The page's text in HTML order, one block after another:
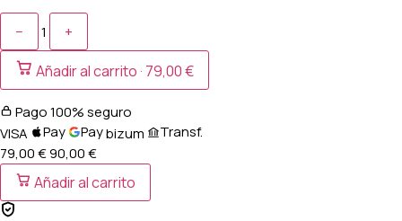
− 1
+
Añadir al carrito · 79,00 €
Pago 100% seguro
VISA
Pay Paybizum
Transf.
79,00 €90,00€
Añadir al carrito